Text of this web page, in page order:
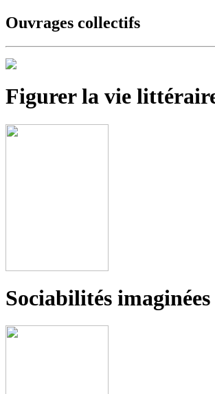
Ouvrages collectifs
Figurer la vie
Sociabilités